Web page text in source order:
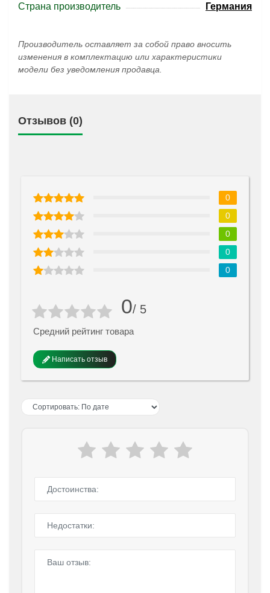
Страна производитель Германия
Производитель оставляет за собой право вносить
изменения в комплектацию или характеристики
модели без уведомления продавца.
Отзывов (0)
0/ 5
Средний рейтинг товара
Написать отзыв
0
0
0
0
0